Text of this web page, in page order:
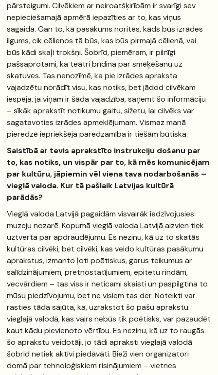
pārsteigumi. Cilvēkiem ar neiroatšķirībām ir svarīgi sev
nepieciešamajā apmērā iepazīties ar to, kas viņus
sagaida. Gan to, kā pasākums noritēs, kāds būs izrādes
ilgums, cik cēlienos tā būs, kas būs pirmajā cēlienā, vai
būs kādi skaļi trokšņi. Šobrīd, piemēram, ir pilnīgi
pašsaprotami, ka teātri brīdina par smēķēšanu uz
skatuves. Tas nenozīmē, ka pie izrādes apraksta
vajadzētu norādīt visu, kas notiks, bet jādod cilvēkam
iespēja, ja viņam ir šāda vajadzība, saņemt šo informāciju
– sīkāk aprakstīt notikumu gaitu, sižetu, lai cilvēks var
sagatavoties izrādes apmeklējumam. Vismaz manā
pieredzē iepriekšēja paredzamība ir tiešām būtiska.
Saistībā ar tevis aprakstīto instrukciju došanu par
to, kas notiks, un vispār par to, kā mēs komunicējam
par kultūru, jāpiemin vēl viena tava nodarbošanās –
vieglā valoda. Kur tā pašlaik Latvijas kultūrā
parādās?
Vieglā valoda Latvijā pagaidām visvairāk iedzīvojusies
muzeju nozarē. Kopumā vieglā valoda Latvijā aizvien tiek
uztverta par apdraudējumu. Es nezinu, kā uz to skatās
kultūras cilvēki, bet cilvēki, kas veido kultūras pasākumu
aprakstus, izmanto ļoti poētiskus, garus teikumus ar
salīdzinājumiem, pretnostatījumiem, epitetu rindām,
vecvārdiem – tas viss ir neticami skaisti un paspilgtina to
mūsu piedzīvojumu, bet ne visiem tas der. Noteikti var
rasties tāda sajūta, ka, uzrakstot šo pašu aprakstu
vieglajā valodā, kas vairs nebūs tik poētisks, var pazaudēt
kaut kādu pievienoto vērtību. Es nezinu, kā uz to raugās
šo aprakstu veidotāji, jo tādi apraksti vieglajā valodā
šobrīd netiek aktīvi piedāvāti. Bieži vien organizatori
domā par tehnoloģiskiem risinājumiem – vietnes